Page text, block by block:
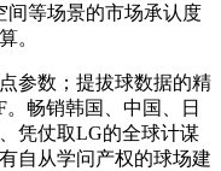
间等场景的市场承认度
。
数；提拔球数据的精
畅销韩国、中国、日
凭仗取LG的全球计谋
自从学问产权的球场建